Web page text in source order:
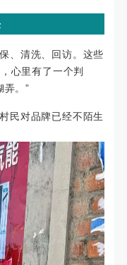
、清洗、回访。这些
心里有了一个判
弄。”
民对品牌已经不陌生